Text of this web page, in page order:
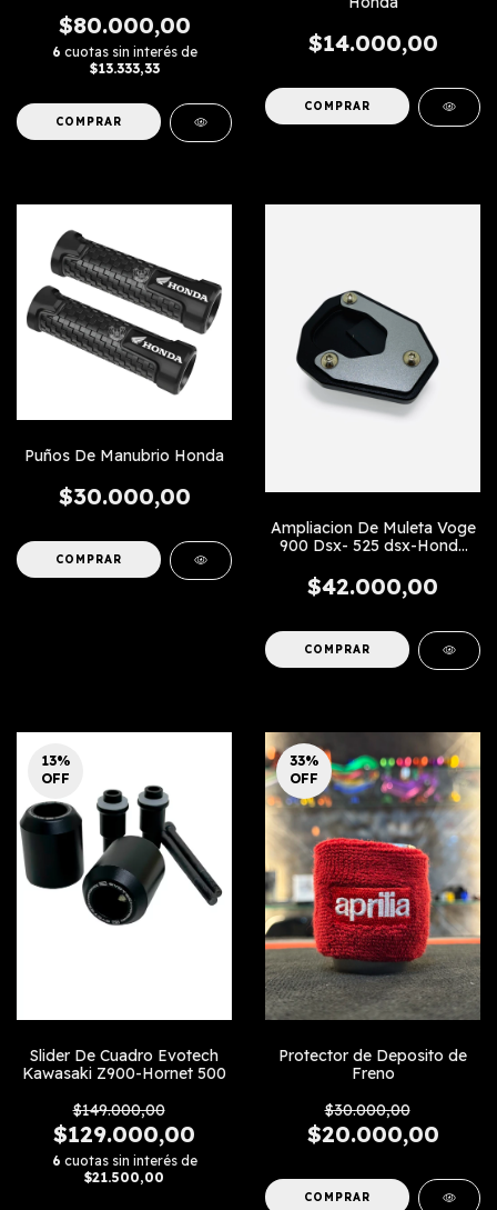
$80.000,00
6 cuotas sin interés de
$13.333,33
$14.000,00
COMPRAR
Puños De Manubrio Honda
$30.000,00
COMPRAR
Ampliacion De Muleta Voge
900 Dsx- 525 dsx-Honda
$42.000,00
COMPRAR
13%
OFF
Slider De Cuadro Evotech
Kawasaki Z900-Hornet 500
$149.000,00
$129.000,00
6 cuotas sin interés de
$21.500,00
33%
OFF
Protector de Deposito de
Freno
$30.000,00
$20.000,00
COMPRAR